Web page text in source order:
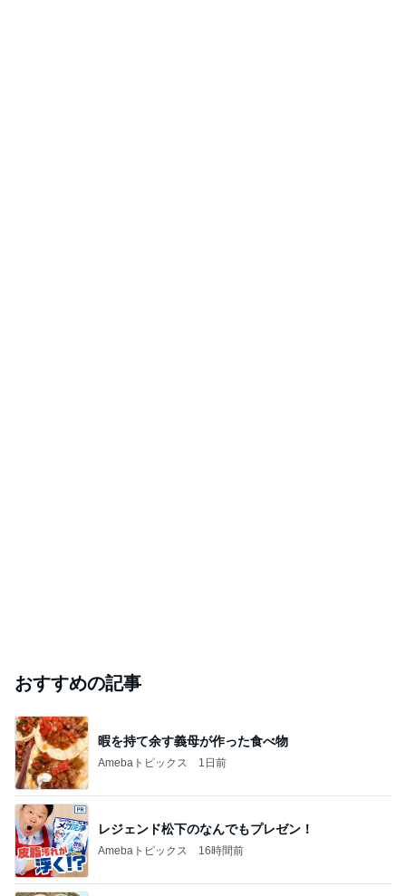
おすすめの記事
暇を持て余す義母が作った食べ物
Amebaトピックス 1日前
レジェンド松下のなんでもプレゼン！
Amebaトピックス 16時間前